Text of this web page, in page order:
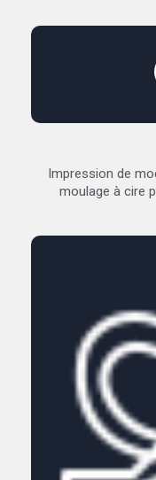
Impression de
moulage à cire